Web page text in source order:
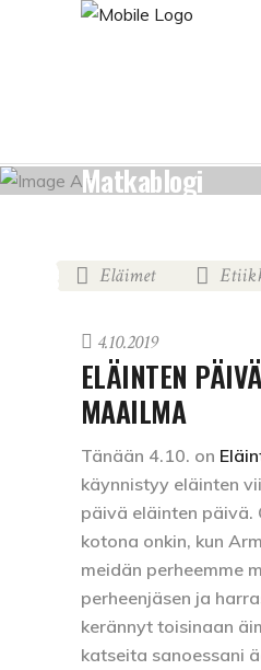
Matkablogi
Eläimet
4.10.2019
ELÄINTEN
MAAILMA
Tänään 4.10. on
käynnistyy eläinten
päivä eläinten päivä.
kotona onkin, kun
meidän perheemme
perheenjäsen ja
kerännyt toisinaan
katseita sanoessani